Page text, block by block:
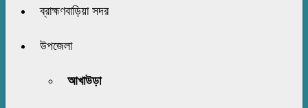
ব্রাহ্মণবাড়িয়া সদর
উপজেলা
আখাউড়া